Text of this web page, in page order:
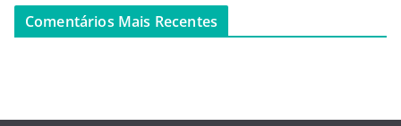
Comentários Mais Recentes